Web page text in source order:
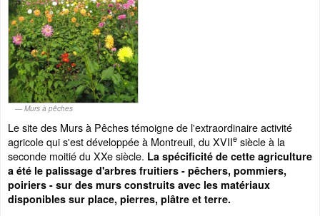
Murs à pêches
Le site des Murs à Pêches témoigne de l'extraordinaire activité
agricole qui s'est développée à Montreuil, du XVIIe siècle à la
seconde moitié du XXe siècle. La spécificité de cette agriculture
a été le palissage d'arbres fruitiers - pêchers, pommiers,
poiriers - sur des murs construits avec les matériaux
disponibles sur place, pierres, plâtre et terre.